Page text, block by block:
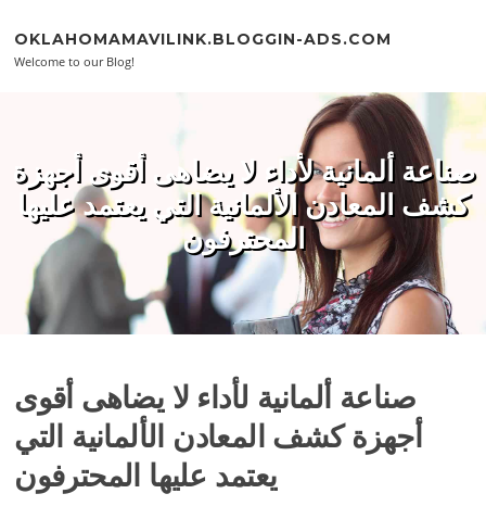
OKLAHOMAMAVILINK.BLOGGIN-ADS.COM
Welcome to our Blog!
صناعة ألمانية لأداء لا يضاهى أقوى أجهزة
كشف المعادن الألمانية التي يعتمد عليها
المحترفون
صناعة ألمانية لأداء لا يضاهى أقوى
أجهزة كشف المعادن الألمانية التي
يعتمد عليها المحترفون